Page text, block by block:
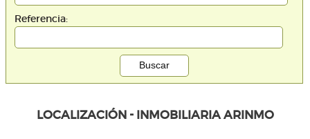
Referencia:
LOCALIZACIÓN - INMOBILIARIA ARINMO